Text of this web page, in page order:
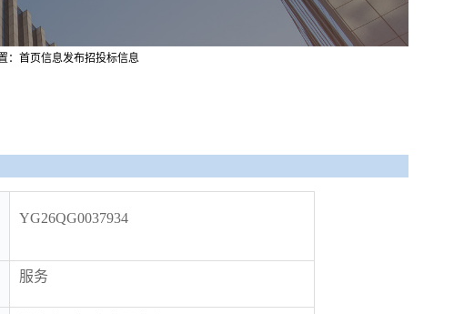
： 首页信息发布招投标信息
YG26QG0037934
服务